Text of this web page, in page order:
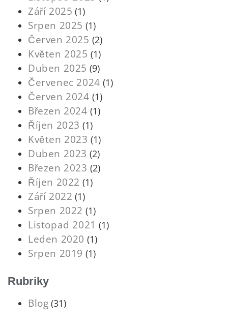
Září 2025 (1)
Srpen 2025 (1)
Červen 2025 (2)
Květen 2025 (1)
Duben 2025 (9)
Červenec 2024 (1)
Červen 2024 (1)
Březen 2024 (1)
Říjen 2023 (1)
Květen 2023 (1)
Duben 2023 (2)
Březen 2023 (2)
Říjen 2022 (1)
Září 2022 (1)
Srpen 2022 (1)
Listopad 2021 (1)
Leden 2020 (1)
Srpen 2019 (1)
Rubriky
Blog (31)